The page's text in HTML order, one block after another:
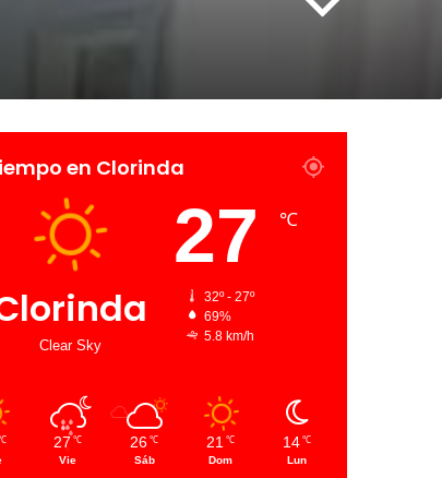
en Clorinda
Clear Sky
27 ℃
32º - 27º
69%
5.8 km/h
27 ℃
Vie
26 ℃
Sáb
21 ℃
Dom
14 ℃
Lun